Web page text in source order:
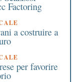
Factoring
a costruire a
per favorire